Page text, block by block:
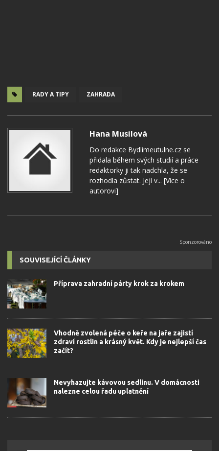
RADY A TIPY ZAHRADA
Hana Musilová
Do redakce Bydlimeutulne.cz se
přidala během svých studií a práce
redaktorky ji tak nadchla, že se
rozhodla zůstat. Její v... [Více o
autorovi]
SOUVISEJÍCÍ ČLÁNKY
Příprava zahradní párty krok za krokem
Vhodně zvolená péče o keře na jaře zajistí
zdraví rostlin a krásný květ. Kdy je nejlepší čas
začít?
Nevyhazujte kávovou sedlinu. V domácnosti
nalezne celou řadu uplatnění